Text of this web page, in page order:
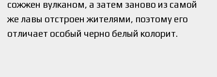
сожжен вулканом, а затем заново из самой
же лавы отстроен жителями, поэтому его
отличает особый черно белый колорит.